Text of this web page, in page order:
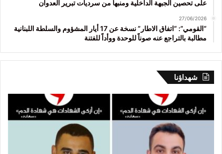
على تحصين الجبهة الداخلية ومنبهاً من سرديات تبرير العدوان
27/06/2026
“القومي”: “اتفاق الاطار” نسخة عن 17 أيار المشؤوم والسلطة اللبنانية
مطالبة بالتراجع عنه صوناً للوحدة ووأداً للفتنة
شهداؤنا